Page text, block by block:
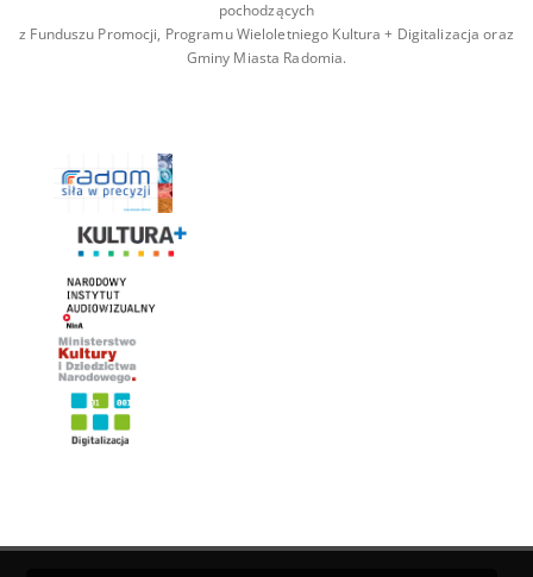
pochodzących
z Funduszu Promocji, Programu Wieloletniego Kultura + Digitalizacja oraz
Gminy Miasta Radomia.